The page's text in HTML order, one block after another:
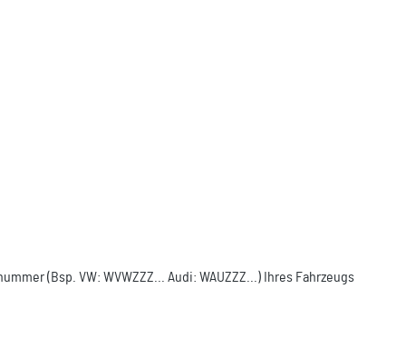
(Bsp. VW: WVWZZZ... Audi: WAUZZZ...) Ihres Fahrzeugs